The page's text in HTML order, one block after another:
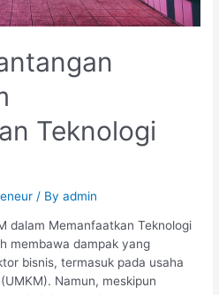
Teknologi
/ Byadmin
dalam Memanfaatkan Teknologi
membawa dampak yang
bisnis, termasuk pada usaha
Namun, meskipun